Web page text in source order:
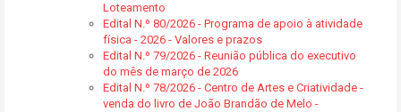
Loteamento
Edital N.º 80/2026 - Programa de apoio à atividade
física - 2026 - Valores e prazos
Edital N.º 79/2026 - Reunião pública do executivo
do mês de março de 2026
Edital N.º 78/2026 - Centro de Artes e Criatividade -
venda do livro de João Brandão de Melo -